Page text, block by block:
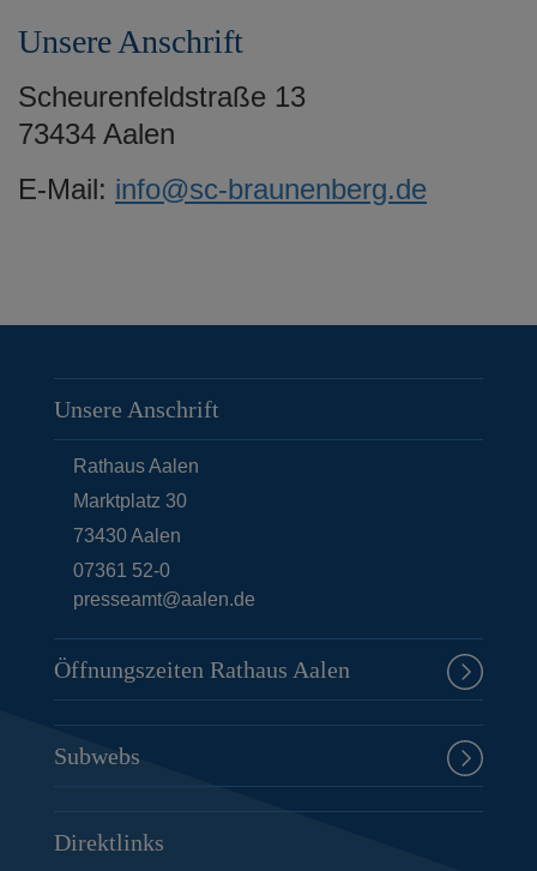
Unsere Anschrift
Scheurenfeldstraße 13
73434 Aalen
E-Mail: info@sc-braunenberg.de
Unsere Anschrift
Rathaus Aalen
Marktplatz 30
73430Aalen
07361 52-0
presseamt@aalen.de
Öffnungszeiten Rathaus Aalen
Subwebs
Direktlinks